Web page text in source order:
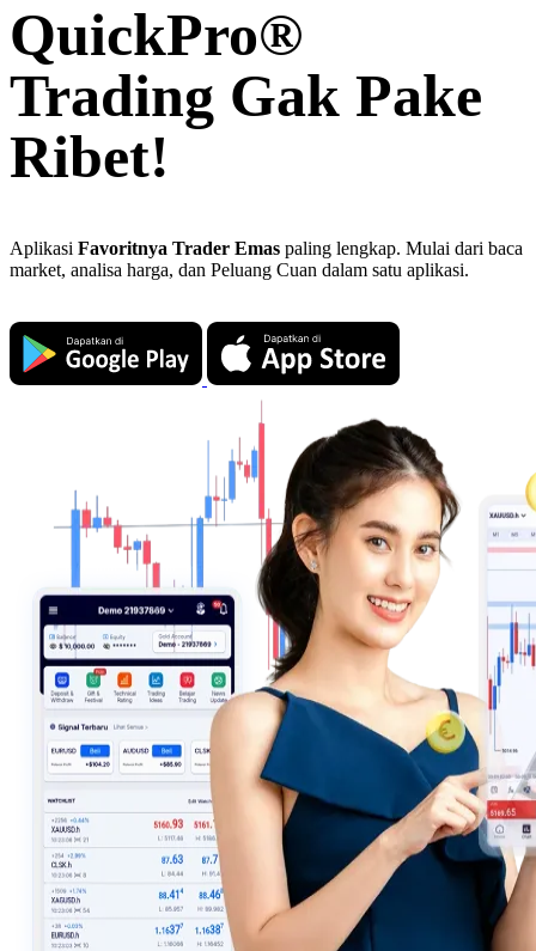
QuickPro®
Trading Gak Pake
Ribet!
Aplikasi Favoritnya Trader Emas paling lengkap. Mulai dari baca
market, analisa harga, dan Peluang Cuan dalam satu aplikasi.